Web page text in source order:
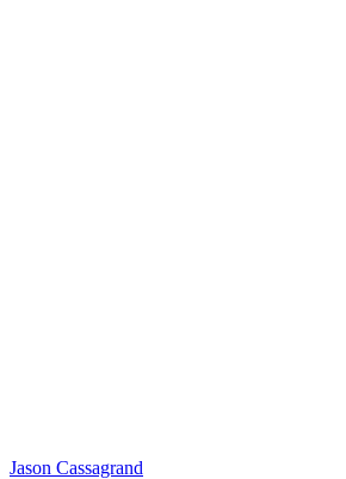
Jason Cassagrand